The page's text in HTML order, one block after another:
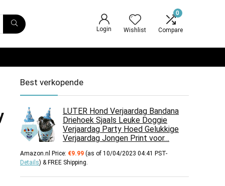
Login Wishlist
0
Compare
Best verkopende
LUTER Hond Verjaardag Bandana
Driehoek Sjaals Leuke Doggie
Verjaardag Party Hoed Gelukkige
Verjaardag Jongen Print voor…
Amazon.nl Price: €9.99 (as of 10/04/2023 04:41 PST-
Details) & FREE Shipping.